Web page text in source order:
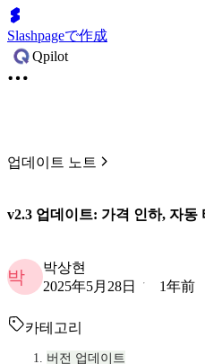
Slashpageで作成
Qpilot
업데이트 노트
v2.3 업데이트: 가격 인하, 자
박
박상현
2025年5月28日
1年前
카테고리
버전 업데이트